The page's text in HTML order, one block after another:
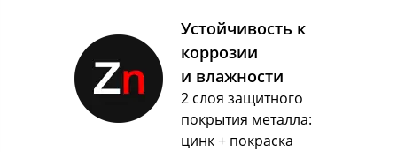
Устойчивость к
коррозии
и влажности
2 слоя защитного
покрытия металла:
цинк + покраска